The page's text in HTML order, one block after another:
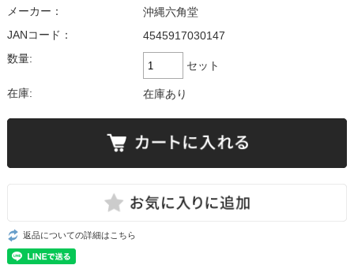
メーカー：
沖縄六角堂
JANコード：
4545917030147
数量:
セット
在庫: 在庫あり
返品についての詳細はこちら